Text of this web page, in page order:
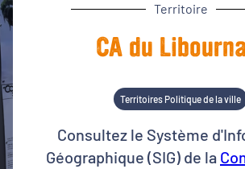
Territoire
CA du
Territoires Politique de la ville
Consultez le Système
Géographique (SIG) de la